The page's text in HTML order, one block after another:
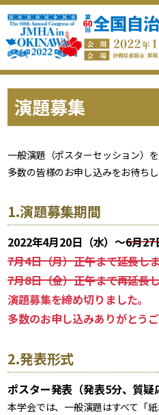
演題募集
一般演題（ポスターセッション）を
多数の皆様のお申し込みをお待ちし
1.演題募集期間
2022年4月20日（水）～6月27
7月4日（月）正午まで延長し
7月8日（金）正午まで再延長
演題募集を締め切りました。
多数のお申し込みありがとうご
2.発表形式
ポスター発表（発表5分、質疑
本学会では、一般演題はすべて「